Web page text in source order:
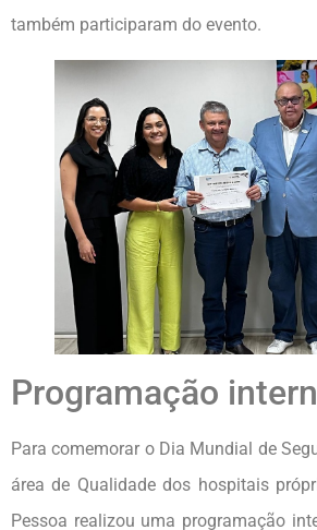
também participaram do evento.
Programação
Para comemorar o Dia Mundial de
área de Qualidade dos hospitais
Pessoa realizou uma programação